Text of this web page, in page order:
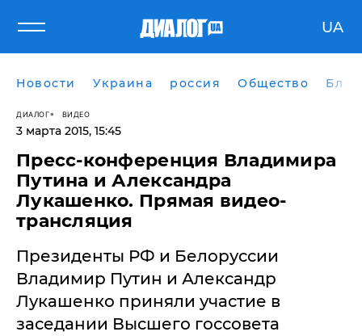
UA
Новости Украина россия Общество
ДИАЛОГ ВИДЕО
3 марта 2015, 15:45
Пресс-конференция Владимира
Путина и Александра
Лукашенко. Прямая видео-
трансляция
​Президенты РФ и Белоруссии
Владимир Путин и Александр
Лукашенко приняли участие в
заседании Высшего госсовета